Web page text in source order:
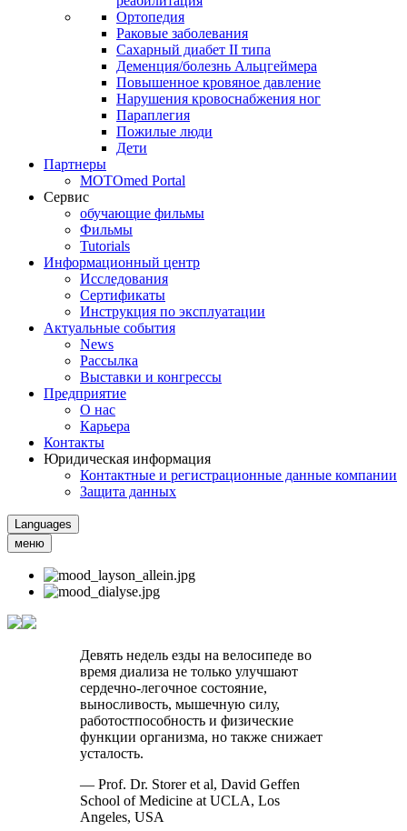
Ортопедия
Раковые заболевания
Сахарный диабет II типа
Деменция/болезнь Альцгеймера
Повышенное кровяное давление
Нарушения кровоснабжения ног
Параплегия
Пожилые люди
Дети
Партнеры
MOTOmed Portal
Сервис
обучающие фильмы
Фильмы
Tutorials
Информационный центр
Исследования
Сертификаты
Инструкция по эксплуатации
Актуальные события
News
Рассылка
Выставки и конгрессы
Предприятие
О нас
Карьера
Контакты
Юридическая информация
Контактные и регистрационные данные компании
Защита данных
Languages
меню
Девять недель езды на велосипеде во
время диализа не только улучшают
сердечно-легочное состояние,
выносливость, мышечную силу,
работостпособность и физические
функции организма, но также снижает
усталость.
— Prof. Dr. Storer et al, David Geffen
School of Medicine at UCLA, Los
Angeles, USA